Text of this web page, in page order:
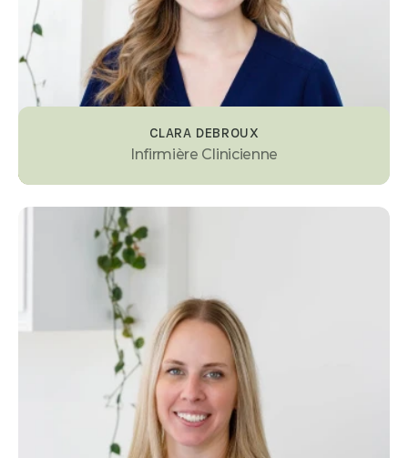
CLARA DEBROUX
Infirmière Clinicienne